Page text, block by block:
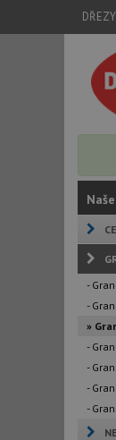
-
-
»
-
-
-
-